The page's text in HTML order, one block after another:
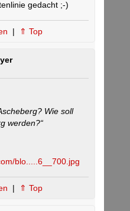
gedacht ;-)
| ⇑ Top
Wie soll
werden?“
blo.....6__700.jpg
| ⇑ Top